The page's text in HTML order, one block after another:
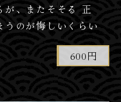
が、またそそる 正
うのが悔しいくらい
600円